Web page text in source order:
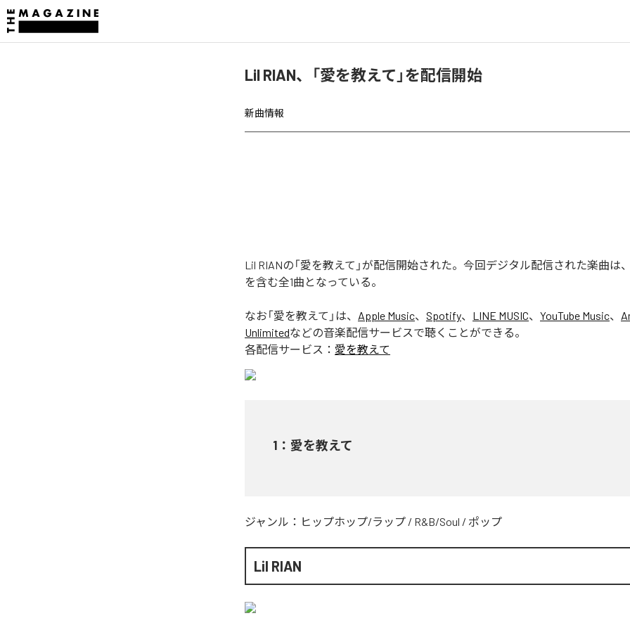
Lil RIAN、「愛を教えて」を配信開始
新曲情報
Lil RIANの「愛を教えて」が配信開始された。今回デジタル配信された楽曲は、
を含む全1曲となっている。
なお「愛を教えて 」は、 Apple Music、 Spotify、 LINE MUSIC、 YouTube Music、
Unlimitedなどの音楽配信サービスで聴くことができる。
各配信サービス： 愛を教えて
1 ： 愛を教えて
ジャンル： ヒップホップ/ラップ / R&B/Soul / ポップ
Lil RIAN